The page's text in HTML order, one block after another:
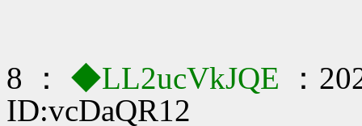
8 ： ◆LL2ucVkJQE
：
ID:vcDaQR12